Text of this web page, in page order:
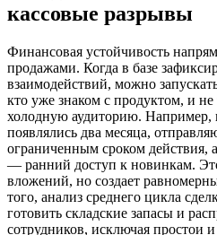
кассовые разрывы
Финансовая устойчивость
продажами. Когда в базе
взаимодействий, можно
кто уже знаком с продуктом, и
холодную аудиторию. Например,
появлялись два месяца,
ограниченным сроком действия,
— ранний доступ к новинкам.
вложений, но создает
того, анализ среднего цикла
готовить складские запасы и
сотрудников, исключая простои